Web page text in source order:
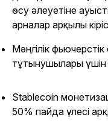
өсу әлеуетіне
арналар арқылы
Мәңгілік
тұтынушылары
Stablecoin
50% пайда үлесі